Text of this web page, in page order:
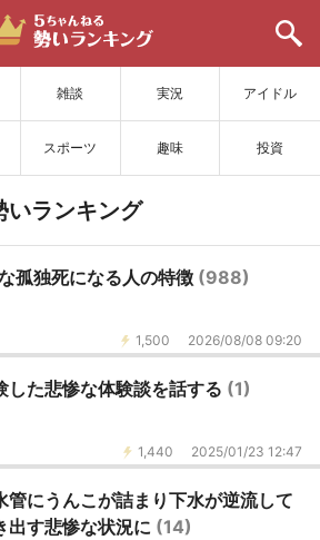
雑談 実況 アイドル
スポーツ 趣味 投資
サイトを更新
いランキング
独死になる人の特徴 (988)
1,500 2026/08/08 09:20
した悲惨な体験談を話する (1)
1,440 2025/01/23 12:47
管にうんこが詰まり下水が逆流して
出す悲惨な状況に (14)